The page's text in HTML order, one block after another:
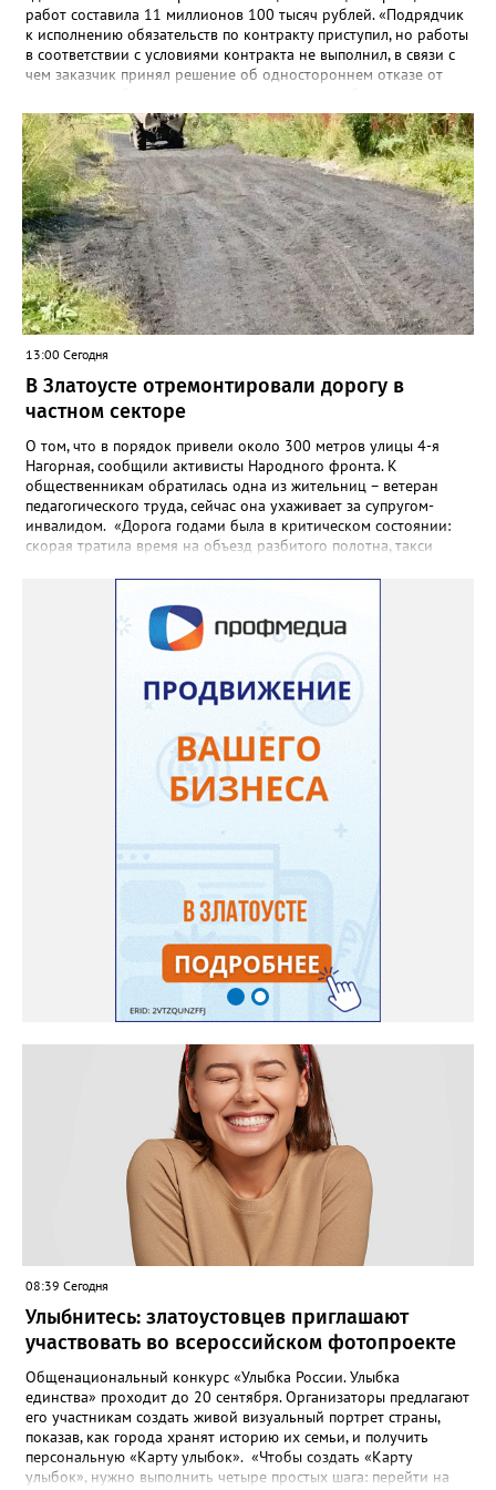
работ составила 11 миллионов 100 тысяч рублей. «Подрядчик
к исполнению обязательств по контракту приступил, но работы
в соответствии с условиями контракта не выполнил, в связи с
чем заказчик принял решение об одностороннем отказе от
Челябинском УФАС. Антимонопольная служба приняла
решение включить ООО «ПИАЛ» в реестр недобросовестных
поставщиков. В чёрном списке уфимский подрядчик будет два
года.
13:00 Сегодня
В Златоусте отремонтировали дорогу в
частном секторе
О том, что в порядок привели около 300 метров улицы 4-я
Нагорная, сообщили активисты Народного фронта. К
общественникам обратилась одна из жительниц – ветеран
педагогического труда, сейчас она ухаживает за супругом-
инвалидом. «Дорога годами была в критическом состоянии:
скорая тратила время на объезд разбитого полотна, такси
однажды реанимация не смогла добраться до больного.
Жители писали в администрацию города и другие инстанции,
пытались ремонтировать дорогу своими силами – всё тщетно»,
– рассказали в ОНФ. Общественники подчеркнули: именно
они добились, чтобы участок разровняли и отсыпали. Для
этого потребовалось обратиться в мэрию Златоуста.
08:39 Сегодня
Улыбнитесь: златоустовцев приглашают
участвовать во всероссийском фотопроекте
Общенациональный конкурс «Улыбка России. Улыбка
единства» проходит до 20 сентября. Организаторы предлагают
его участникам создать живой визуальный портрет страны,
показав, как города хранят историю их семьи, и получить
персональную «Карту улыбок». «Чтобы создать «Карту
улыбок», нужно выполнить четыре простых шага: перейти на